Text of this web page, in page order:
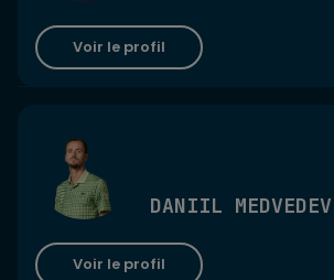
Voir le profil
DANIIL MEDVEDEV
Voir le profil